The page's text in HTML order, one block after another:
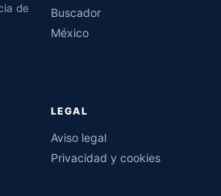
de
Buscador
México
LEGAL
Aviso legal
Privacidad y cookies